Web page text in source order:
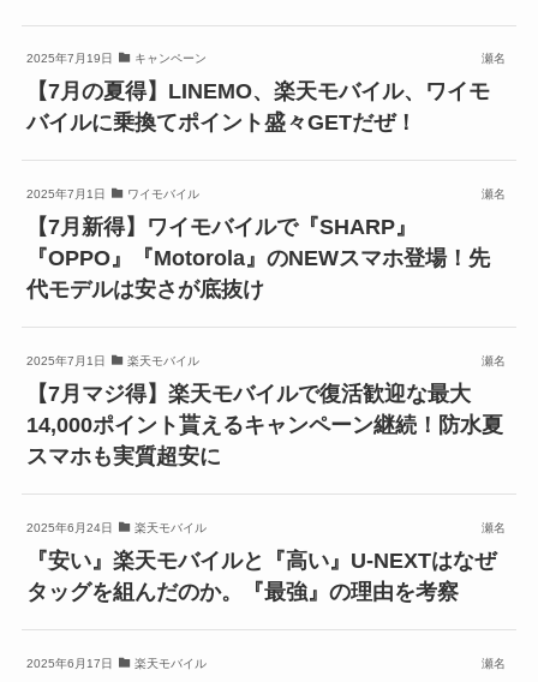
2025年7月19日 キャンペーン 瀬名
【7月の夏得】LINEMO、楽天モバイル、ワイモ
バイルに乗換てポイント盛々GETだぜ！
2025年7月1日 ワイモバイル 瀬名
【7月新得】ワイモバイルで『SHARP』
『OPPO』『Motorola』のNEWスマホ登場！先
代モデルは安さが底抜け
2025年7月1日 楽天モバイル 瀬名
【7月マジ得】楽天モバイルで復活歓迎な最大
14,000ポイント貰えるキャンペーン継続！防水夏
スマホも実質超安に
2025年6月24日 楽天モバイル 瀬名
『安い』楽天モバイルと『高い』U-NEXTはなぜ
タッグを組んだのか。『最強』の理由を考察
2025年6月17日 楽天モバイル 瀬名